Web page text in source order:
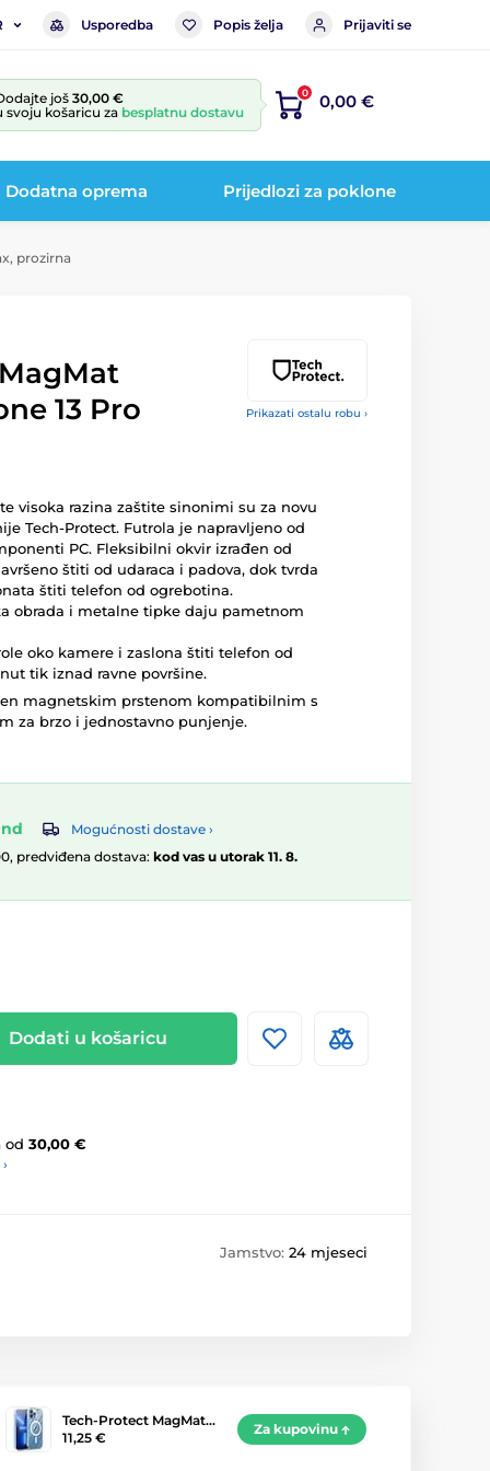
Usporedba Popis želja Prijaviti se
još30,00 €
svoju košaricu za besplatnu dostavu
0 0,00 €
Dodatna oprema Prijedlozi za poklone
prozirna
Prikazati ostalu robu ›
13 Pro
visoka razina zaštite sinonimi su za novu
Tech-Protect. Futrola je napravljeno od
PC. Fleksibilni okvir izrađen od
štiti od udaraca i padova, dok tvrda
štiti telefon od ogrebotina.
obrada i metalne tipke daju pametnom
oko kamere i zaslona štiti telefon od
tik iznad ravne površine.
magnetskim prstenom kompatibilnim s
za brzo i jednostavno punjenje.
Mogućnosti dostave ›
predviđena dostava: kod vas u utorak 11. 8.
Dodati u košaricu
od 30,00 €
Jamstvo: 24 mjeseci
Tech-Protect MagMat…
11,25 €
Za kupovinu